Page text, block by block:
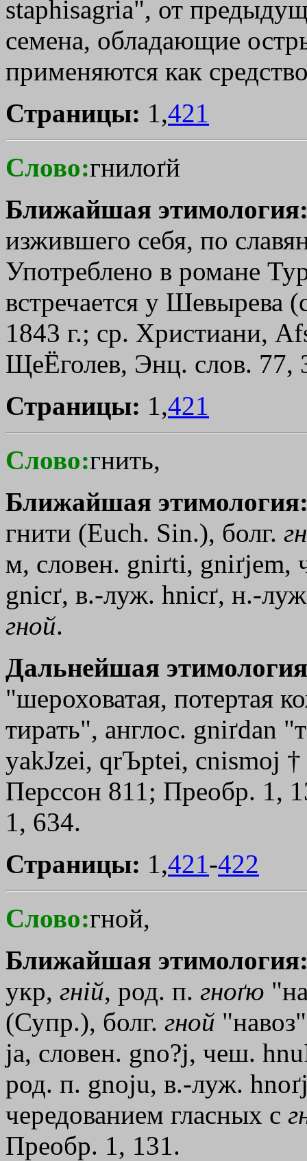
staphisagria", от
семена, обладающие
применяются как
Страницы: 1,421
Слово:гнилоґй
Ближайшая
изжившего себя, по
Употреблено в романе
встречается у Шевырева
1843 г.; ср. Христиани,
ЩеЁголев, Энц. слов. 77,
Страницы: 1,421
Слово:гнить,
Ближайшая
гнити (Euch. Sin.), болг.
м, словен. gniґti, gniґjem,
gnicґ, в.-луж. hnicґ, н.-
гной.
Дальнейшая
"шероховатая, потертая
тирать", англос. gniґdan
yakЈzei, qrЪptei, cnismoj †
Перссон 811; Преобр. 1,
1, 634.
Страницы: 1,421-422
Слово:гной,
Ближайшая
укр, гнiй, род. п. гноґю
(Супр.), болг. гной
jа, словен. gno?j, чеш.
род. п. gnoju, в.-луж.
чередованием гласных с
Преобр. 1, 131.